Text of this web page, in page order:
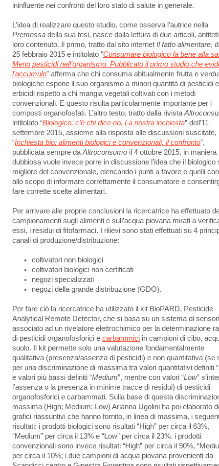
ininfluente nei confronti del loro stato di salute in generale.
L’idea di realizzare questo studio, come osserva l’autrice nella
Premessa della sua tesi, nasce dalla lettura di due articoli,
loro contenuto. Il primo, tratto dal sito internet Il fatto alimentare,
25 febbraio 2015 e intitolato “Consumare biologico fa bene alla
Meno pesticidi nell’organismo. Pubblicato il primo studio che
l’accumulo” afferma che chi consuma abitualmente frutta e
biologiche espone il suo organismo a minori quantità di pesticidi
erbicidi rispetto a chi mangia vegetali coltivati con i metodi
convenzionali. E questo risulta particolarmente importante per i
composti organofosfati. L’altro testo, tratto dalla rivista
intitolato “Biologico, c’è chi dice no. La nostra inchiesta” dell’11
settembre 2015, assieme alla risposta alle discussioni suscitate,
“Inchiesta bio: alimenti biologici e convenzionali, il confronto”,
pubblicata sempre da Altroconsumo il 4 ottobre 2015, in maniera
dubbiosa vuole invece porre in discussione l’idea che il biologico
migliore del convenzionale, elencando i punti a favore e quelli
allo scopo di informare correttamente il consumatore e
fare corrette scelte alimentari.
Per arrivare alle proprie conclusioni la ricercatrice ha effettuato
campionamenti sugli alimenti e sull’acqua piovana mirati a
essi, i residui di fitofarmaci. I rilievi sono stati effettuati su 4
canali di produzione/distribuzione:
coltivatori non biologici
coltivatori biologici non certificati
negozi specializzati
negozi della grande distribuzione (GDO).
Per fare ciò la ricercatrice ha utilizzato il kit BioPARD, Pesticide
Analytical Remote Detector, che si basa su un sistema di sensori
associato ad un rivelatore elettrochimico per la determinazione
di pesticidi organofosforici e carbammici in campioni di cibo,
suolo. Il kit permette solo una valutazione fondamentalmente
qualitativa (presenza/assenza di pesticidi) e non quantitativa (se
per una discriminazione di massima tra valori quantitativi definiti “
e valori più bassi definiti “Medium”, mentre con valori “Low”
l’assenza o la presenza in minime tracce di residui) di pesticidi
organofosforici e carbammati. Sulla base di questa
massima (High; Medium; Low) Arianna Ugolini ha poi elaborato
grafici riassuntivi che hanno fornito, in linea di massima, i
risultati: i prodotti biologici sono risultati “High” per circa il 63%,
“Medium” per circa il 13% e “Low” per circa il 23%. i prodotti
convenzionali sono invece risultati “High” per circa il 90%,
per circa il 10%; i due campioni di acqua piovana provenienti da